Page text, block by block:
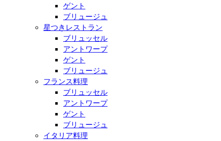
ゲント
ブリュージュ
星つきレストラン
ブリュッセル
アントワープ
ゲント
ブリュージュ
フランス料理
ブリュッセル
アントワープ
ゲント
ブリュージュ
イタリア料理